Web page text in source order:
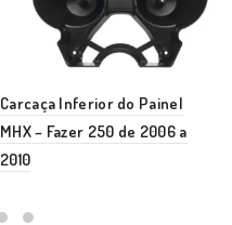
Carcaça Inferior do Painel
MHX – Fazer 250 de 2006 a
2010